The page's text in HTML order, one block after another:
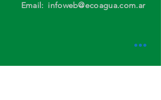
Email: infoweb@ecoagua.com.ar